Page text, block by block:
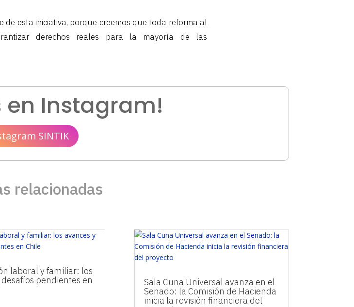
de esta iniciativa, porque creemos que toda reforma al
derechos reales para la mayoría de las
en Instagram!
SINTIK
relacionadas
laboral y familiar: los
pendientes en
Sala Cuna Universal avanza en el
Senado: la Comisión de Hacienda
inicia la revisión financiera del